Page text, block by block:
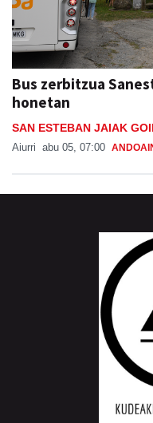
Bus zerbitzua
honetan
SAN ESTEBAN JAIAK
Aiurri abu 05, 07:00